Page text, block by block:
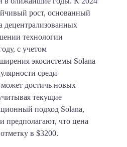
рост, основанный
децентрализованных
технологии
с учетом
экосистемы Solana
среди
может достичь новых
текущие
подход Solana,
предполагают, что цена
в $3200.